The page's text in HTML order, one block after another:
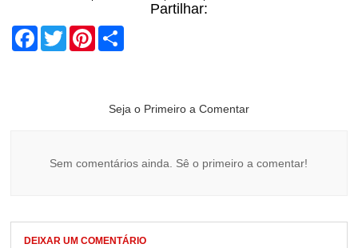
Partilhar:
Facebook
TwitterPinterest
Seja o Primeiro a Comentar
Sem comentários ainda. Sê o primeiro a comentar!
DEIXAR UM COMENTÁRIO